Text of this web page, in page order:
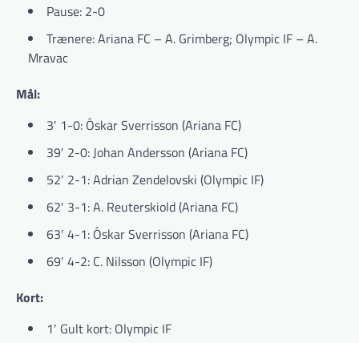
Pause: 2-0
Trænere: Ariana FC – A. Grimberg; Olympic IF – A.
Mravac
Mål:
3′ 1-0: Óskar Sverrisson (Ariana FC)
39′ 2-0: Johan Andersson (Ariana FC)
52′ 2-1: Adrian Zendelovski (Olympic IF)
62′ 3-1: A. Reuterskiold (Ariana FC)
63′ 4-1: Óskar Sverrisson (Ariana FC)
69′ 4-2: C. Nilsson (Olympic IF)
Kort:
1′ Gult kort: Olympic IF